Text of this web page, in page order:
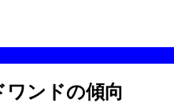
ワンドの傾向